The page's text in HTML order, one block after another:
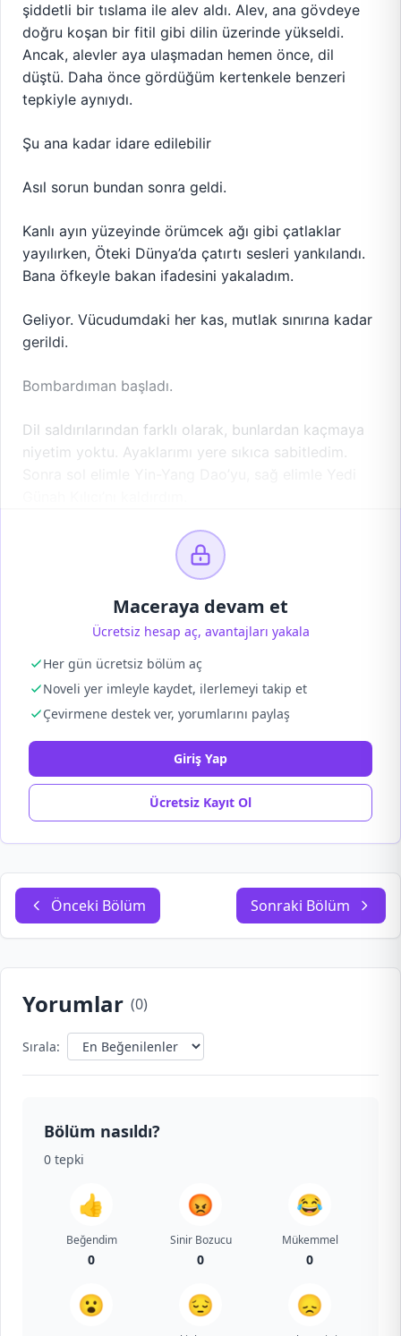
şiddetli bir tıslama ile alev aldı. Alev, ana gövdeye
doğru koşan bir fitil gibi dilin üzerinde yükseldi.
Ancak, alevler aya ulaşmadan hemen önce, dil
düştü. Daha önce gördüğüm kertenkele benzeri
tepkiyle aynıydı.
Şu ana kadar idare edilebilir
Asıl sorun bundan sonra geldi.
Kanlı ayın yüzeyinde örümcek ağı gibi çatlaklar
yayılırken, Öteki Dünya’da çatırtı sesleri yankılandı.
Bana öfkeyle bakan ifadesini yakaladım.
Geliyor. Vücudumdaki her kas, mutlak sınırına kadar
gerildi.
Bombardıman başladı.
Dil saldırılarından farklı olarak, bunlardan kaçmaya
niyetim yoktu. Ayaklarımı yere sıkıca sabitledim.
Maceraya devam et
Ücretsiz hesap aç, avantajları yakala
Her gün ücretsiz bölüm aç
Noveli yer imleyle kaydet, ilerlemeyi takip et
Çevirmene destek ver, yorumlarını paylaş
Giriş Yap
Ücretsiz Kayıt Ol
Önceki Bölüm Sonraki Bölüm
Yorumlar (0)
Sırala:
Bölüm nasıldı?
0 tepki
👍
Beğendim
0
😡
Sinir Bozucu
0
😂
Mükemmel
0
😮 😔 😞